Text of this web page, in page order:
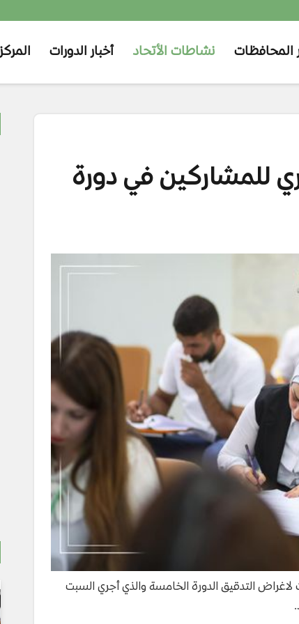
المحافظات نشاطات الأتحاد أخبار الدورات
للمشاركين في دورة
التدقيق الدورة الخامسة والذي أجري السبت